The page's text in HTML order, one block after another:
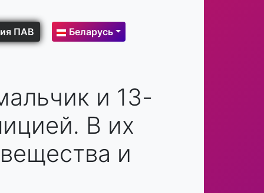
ПАВ Беларусь
и 13-
В их
и